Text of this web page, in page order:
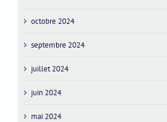
octobre 2024
septembre 2024
juillet 2024
juin 2024
mai 2024